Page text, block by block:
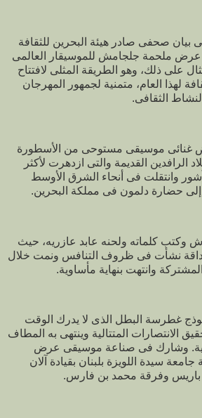
صحفى صادر هيئة البحرين للثقافة
عرض ملحمة جلجامش للموسيقار العالمى
على ذلك، وهو الطريقة المثلى لافتتاح
لهذا العام، متمنية لجمهور المهرجان
الثقافى.
موسيقى مستوحى من الأسطورة
الرافدين القديمة والتى ازدهرت لأكثر
وانتقلت فى أنحاء الشرق الأوسط
إلى حضارة دلمون فى مملكة البحرين.
كلماته ولحنه عابد عازريه، حيث
نشأت فى ظروف التنافس ونمت خلال
وانتهت بنهاية مأساوية.
غطرسة البطل الذى لا يدرك الوقت
الانتصارات المتتالية وينتهى به المطاف
وشارك فى صناعة موسيقى عرض
سيدة اللويزة بلبنان بقيادة آلان
باريس وفرقة محمد بن فارس.